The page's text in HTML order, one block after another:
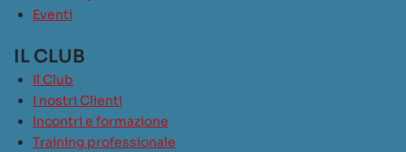
Eventi
IL CLUB
Il Club
I nostri Clienti
Incontri e formazione
Training professionale